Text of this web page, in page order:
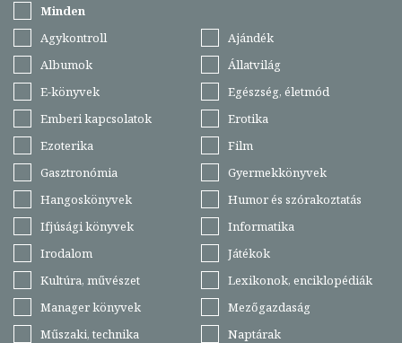
Minden
Agykontroll
Ajándék
Albumok
Állatvilág
E-könyvek
Egészség, életmód
Emberi kapcsolatok
Erotika
Ezoterika
Film
Gasztronómia
Gyermekkönyvek
Hangoskönyvek
Humor és szórakoztatás
Ifjúsági könyvek
Informatika
Irodalom
Játékok
Kultúra, művészet
Lexikonok, enciklopédiák
Manager könyvek
Mezőgazdaság
Műszaki, technika
Naptárak